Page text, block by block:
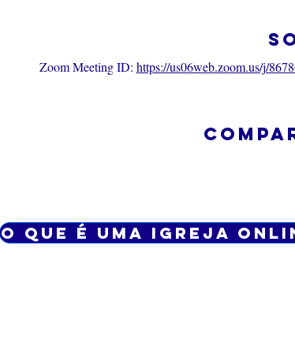
Zoom Meeting ID: https://us06web.zoom.us/j/
O que é uma igreja